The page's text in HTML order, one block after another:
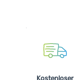
Kontakte
Kostenloser